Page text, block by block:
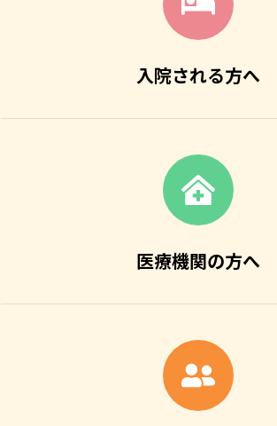
入院される方へ
医療機関の方へ